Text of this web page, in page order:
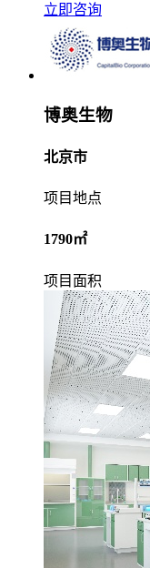
立即咨询
博奥生物
北京市
项目地点
1790㎡
项目面积